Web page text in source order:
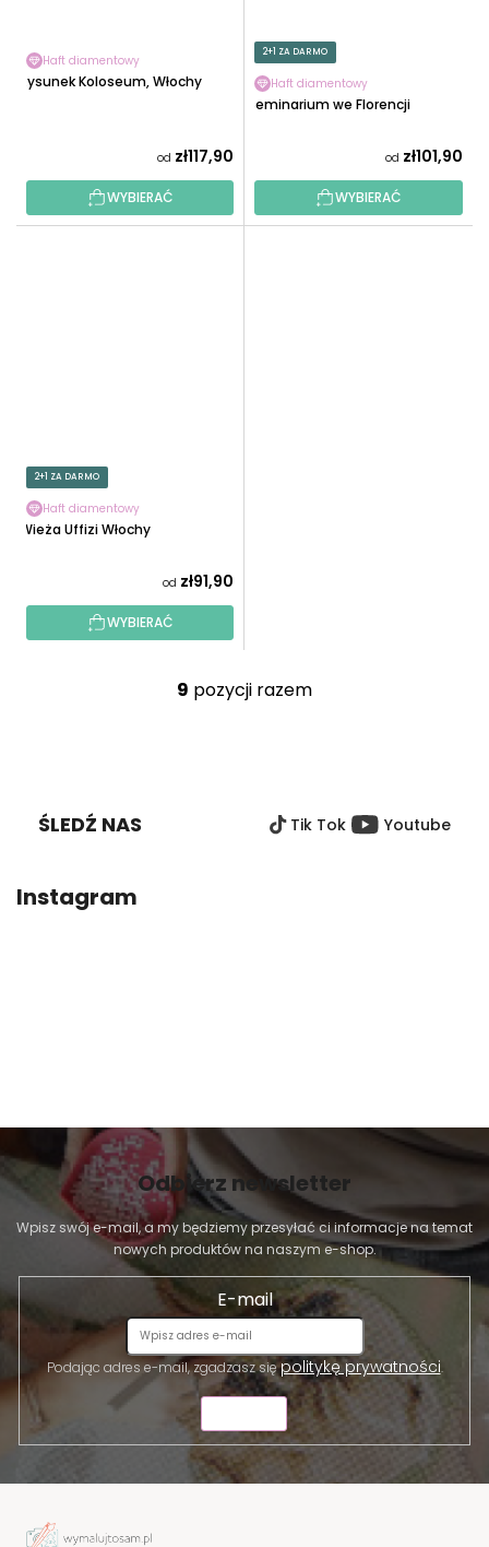
Haft diamentowy
Rysunek Koloseum, Włochy
od zł117,90
WYBIERAĆ
2+1 ZA DARMO
Haft diamentowy
Seminarium we Florencji
od zł101,90
WYBIERAĆ
2+1 ZA DARMO
Haft diamentowy
Wieża Uffizi Włochy
od zł91,90
WYBIERAĆ
K
9 pozycji razem
ŚLEDŹ NAS Tik Tok Youtube
Instagram
Odbierz newsletter
Wpisz swój e-mail, a my będziemy przesyłać ci informacje na temat
nowych produktów na naszym e-shop.
E-mail
Podając adres e-mail, zgadzasz siępolitykę prywatności.